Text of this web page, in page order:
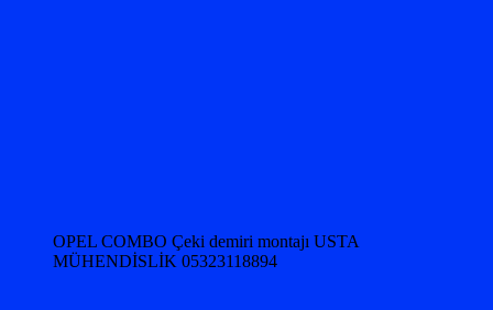
OPEL COMBO Çeki demiri montajı USTA
MÜHENDİSLİK 05323118894